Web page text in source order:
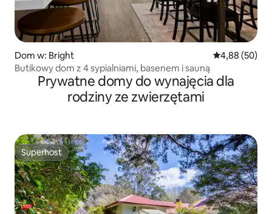
Dom w: Bright Średnia
4,88 (50)
Butikowy dom z 4 sypialniami, basenem i sauną
Prywatne domy do wynajęcia dla
rodziny ze zwierzętami
Superhost
Superhost